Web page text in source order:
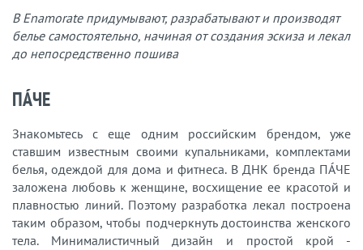
В Enamorate придумывают, разрабатывают и производят
белье самостоятельно, начиная от создания эскиза и лекал
до непосредственно пошива
ПÁЧЕ
Знакомьтесь с еще одним российским брендом, уже
ставшим известным своими купальниками, комплектами
белья, одеждой для дома и фитнеса. В ДНК бренда ПÁЧЕ
заложена любовь к женщине, восхищение ее красотой и
плавностью линий. Поэтому разработка лекал построена
таким образом, чтобы подчеркнуть достоинства женского
тела. Минималистичный дизайн и простой крой -